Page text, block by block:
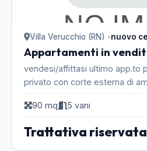
Villa Verucchio (RN) -nuovo
Appartamenti in
vendesi/affittasi ultimo app.to
privato con corte esterna di
garage e loggiati...
90 mq
5 vani
Trattativa riservata